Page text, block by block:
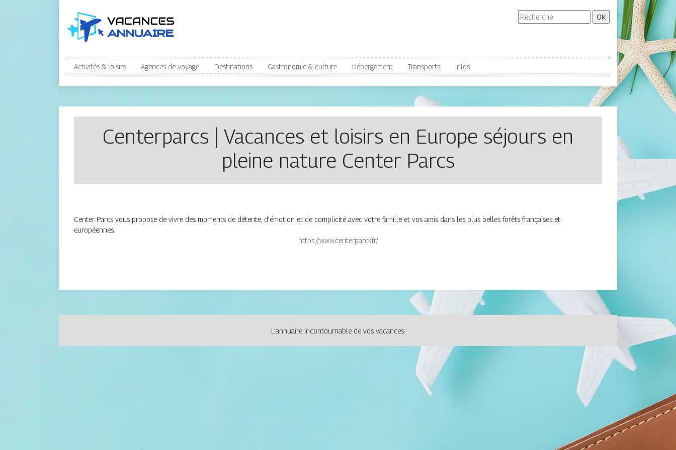
Activités & loisirs Agences de voyage Destinations Gastronomie & culture Hébergement Transports Infos
Centerparcs | Vacances et loisirs en Europe séjours en
pleine nature Center Parcs
Center Parcs vous propose de vivre des moments de détente, d'émotion et de complicité avec votre famille et vos amis dans les plus belles forêts françaises et
européennes.
https://www.centerparcs.fr/
L'annuaire incontournable de vos vacances.